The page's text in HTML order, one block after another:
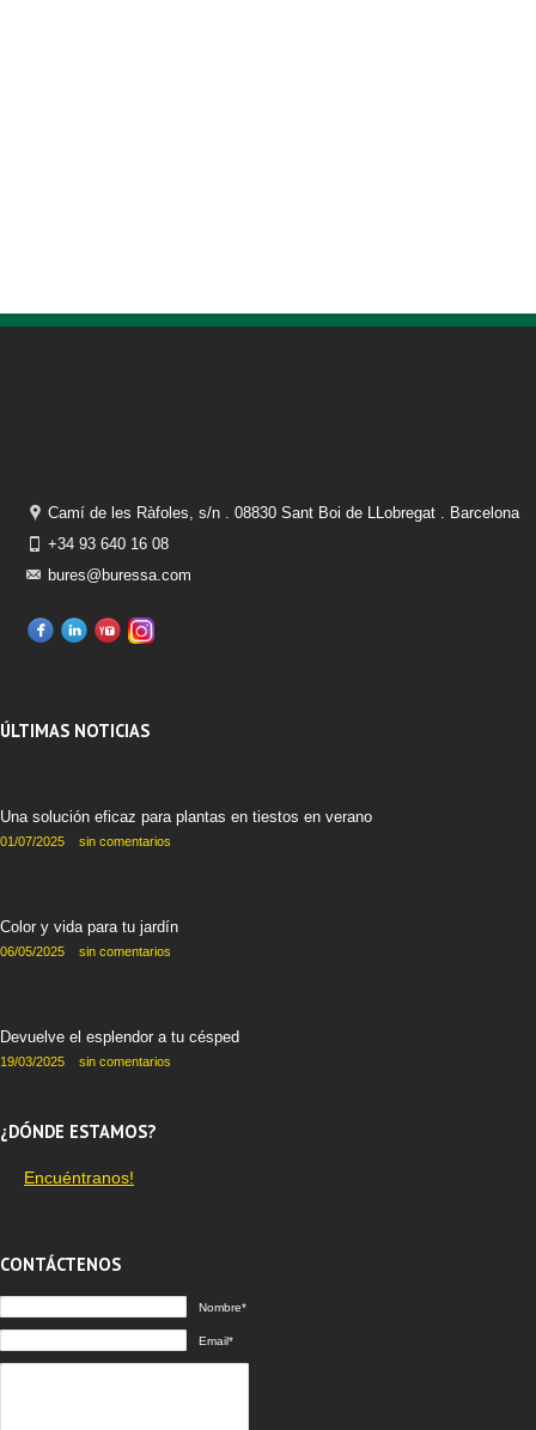
Camí de les Ràfoles, s/n . 08830 Sant Boi de LLobregat . Barcelona
+34 93 640 16 08
bures@buressa.com
ÚLTIMAS NOTICIAS
Una solución eficaz para plantas en tiestos en verano
01/07/2025 sin comentarios
Color y vida para tu jardín
06/05/2025 sin comentarios
Devuelve el esplendor a tu césped
19/03/2025 sin comentarios
¿DÓNDE ESTAMOS?
Encuéntranos!
CONTÁCTENOS
Nombre*
Email*